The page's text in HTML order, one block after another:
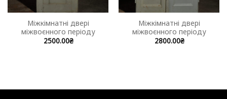
Міжкімнатні двері
міжвоєнного періоду
2500.00₴
Міжкімнатні двері
міжвоєнного періоду
2800.00₴